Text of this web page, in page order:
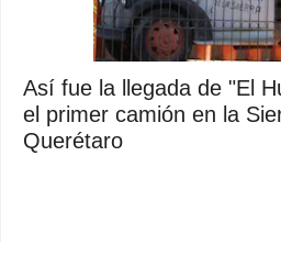
Así fue la llegada de "El
el primer camión en la
Querétaro